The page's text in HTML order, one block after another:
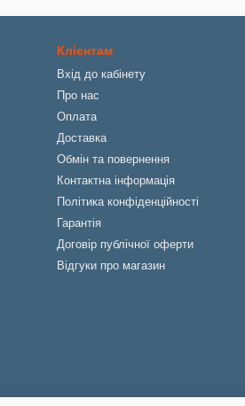
Клієнтам
Вхід до кабінету
Про нас
Оплата
Доставка
Обмін та повернення
Контактна інформація
Політика конфіденційності
Гарантія
Договір публічної оферти
Відгуки про магазин